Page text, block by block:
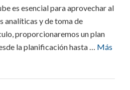
es esencial para aprovechar al
analíticas y de toma de
proporcionaremos un plan
la planificación hasta … Más